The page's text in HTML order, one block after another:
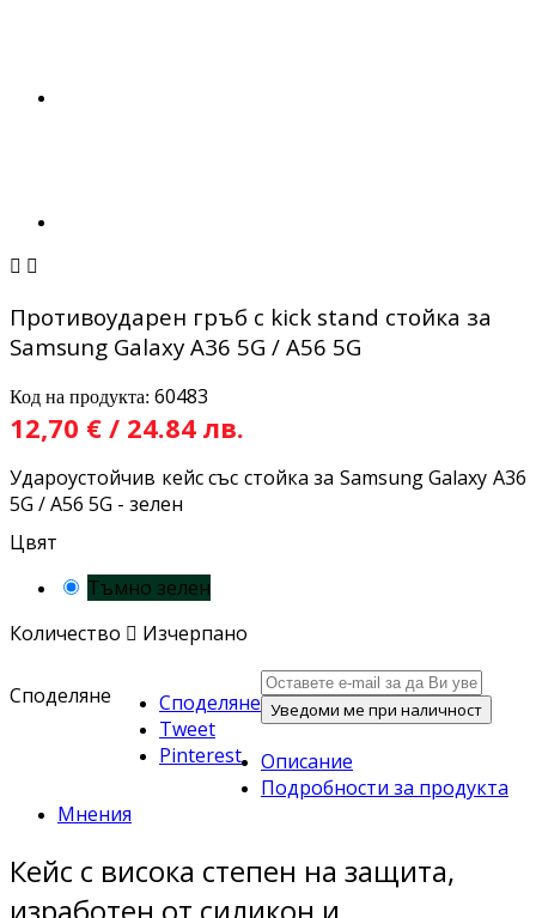
 
Противоударен гръб с kick stand стойка за
Samsung Galaxy A36 5G / A56 5G
Код на продукта: 60483
12,70 € / 24.84 лв.
Удароустойчив кейс със стойка за Samsung Galaxy A36
5G / A56 5G - зелен
Цвят
Тъмно зелен
Количество  Изчерпано
Споделяне
Споделяне
Tweet
Pinterest
Уведоми ме при наличност
Описание
Подробности за продукта
Мнения
Кейс с висока степен на защита,